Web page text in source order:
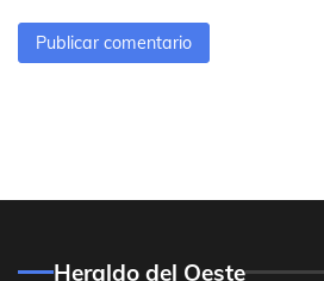
Heraldo del Oeste